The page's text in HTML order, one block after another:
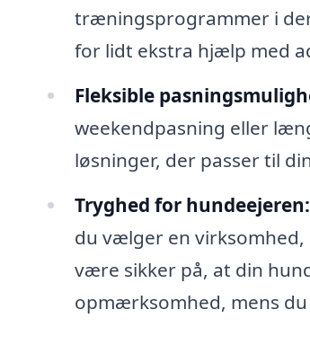
træningsprogrammer i
for lidt ekstra hjælp med
Fleksible
weekendpasning eller
løsninger, der passer til
Tryghed for hundeejeren:
du vælger en virksomhed,
være sikker på, at din
opmærksomhed, mens